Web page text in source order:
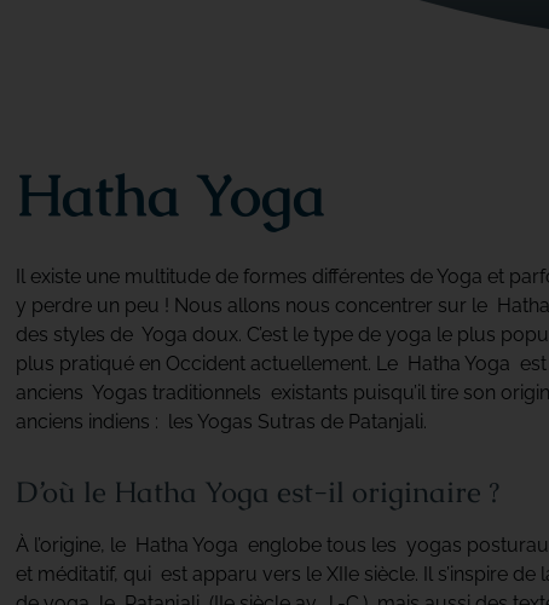
Hatha Yoga
Il existe une multitude de formes différentes de Yoga et
y perdre un peu ! Nous allons nous concentrer sur le
des styles de Yoga doux. C’est le type de yoga le plus
plus pratiqué en Occident actuellement. Le Hatha Yoga est
anciens Yogas traditionnels existants puisqu’il tire son
anciens indiens : les Yogas Sutras de Patanjali.
D’où le Hatha Yoga est-il originaire ?
À l’origine, le Hatha Yoga englobe tous les yogas
et méditatif, qui est apparu vers le XIIe siècle. Il s’inspire de